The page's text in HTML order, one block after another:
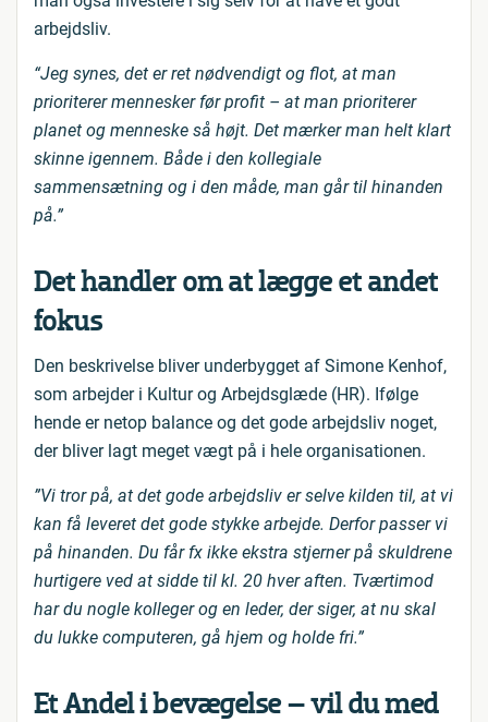
arbejdsliv.
“Jeg synes, det er ret nødvendigt og flot, at man
prioriterer mennesker før profit – at man prioriterer
planet og menneske så højt. Det mærker man helt klart
skinne igennem. Både i den kollegiale
sammensætning og i den måde, man går til hinanden
på.”
Det handler om at lægge et andet
fokus
Den beskrivelse bliver underbygget af Simone Kenhof,
som arbejder i Kultur og Arbejdsglæde (HR). Ifølge
hende er netop balance og det gode arbejdsliv noget,
der bliver lagt meget vægt på i hele organisationen.
”Vi tror på, at det gode arbejdsliv er selve kilden til, at vi
kan få leveret det gode stykke arbejde. Derfor passer vi
på hinanden. Du får fx ikke ekstra stjerner på skuldrene
hurtigere ved at sidde til kl. 20 hver aften. Tværtimod
har du nogle kolleger og en leder, der siger, at nu skal
du lukke computeren, gå hjem og holde fri.”
Et Andel i bevægelse – vil du med